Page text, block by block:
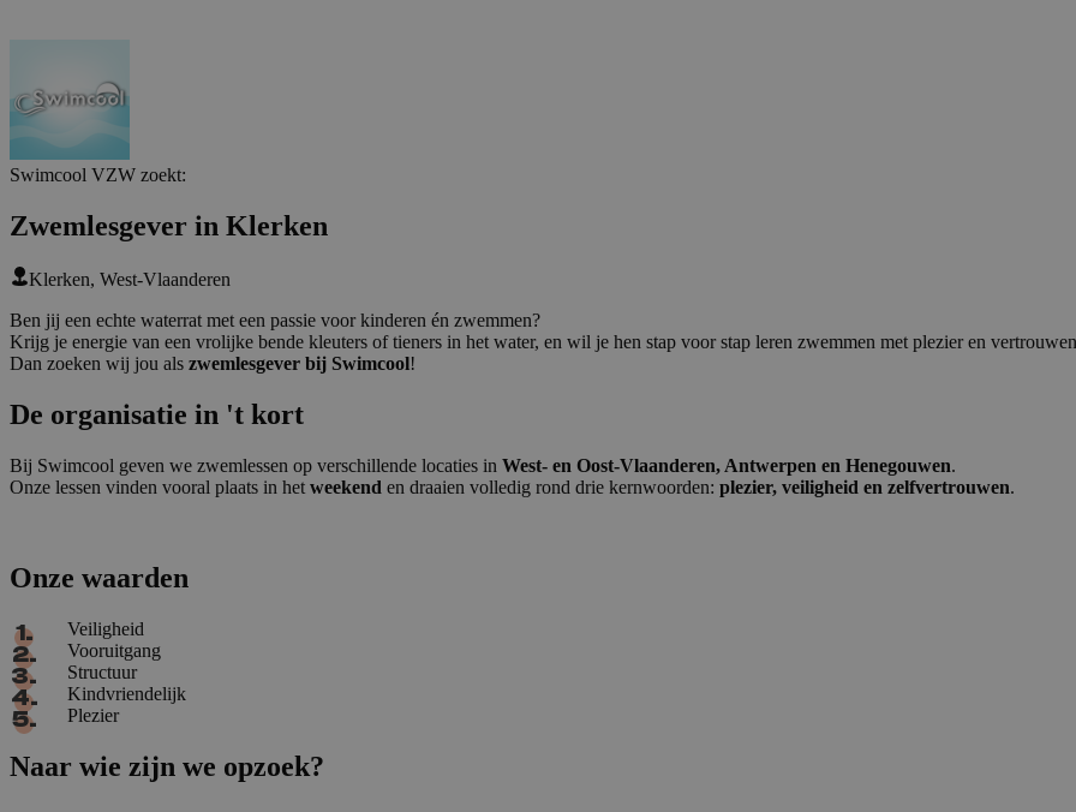
Swimcool VZW zoekt:
Zwemlesgever in Klerken
Klerken, West-Vlaanderen
Ben jij een echte waterrat met een passie voor kinderen én zwemmen?
Krijg je energie van een vrolijke bende kleuters of tieners in het water, en wil je hen stap voor stap leren zwemmen met plezier en
Dan zoeken wij jou als zwemlesgever bij Swimcool!
De organisatie in 't kort
Bij Swimcool geven we zwemlessen op verschillende locaties in West- en Oost-Vlaanderen, Antwerpen en Henegouwen.
Onze lessen vinden vooral plaats in het weekend en draaien volledig rond drie kernwoorden: plezier, veiligheid en zelfvertrouwen.
Onze waarden
Veiligheid
Vooruitgang
Structuur
Kindvriendelijk
Plezier
Naar wie zijn we opzoek?